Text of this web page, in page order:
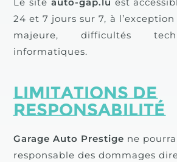
24 et 7 jours sur 7, à
majeure, difficultés
informatiques.
Limitations de
responsabilité
Garage Auto Prestige ne
responsable des dommages